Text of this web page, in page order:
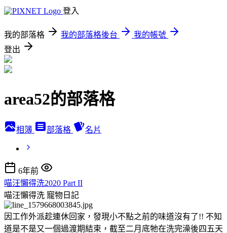
登入
我的部落格 我的部落格後台
我的帳號
登出
area52的部落格
相簿 部落格 名片
6年前
喵汪懶得洗2020 Part II
喵汪懶得洗 寵物日記
因工作外派趁連休回家，發現小不點之前的味道沒有了!! 不知
道是不是又一個過渡期結束，截至二月底牠在洗完澡後四五天